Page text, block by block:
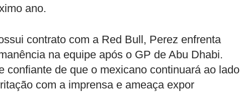
ano.
contrato com a Red Bull, Perez enfrenta
na equipe após o GP de Abu Dhabi.
confiante de que o mexicano continuará ao lado
com a imprensa e ameaça expor